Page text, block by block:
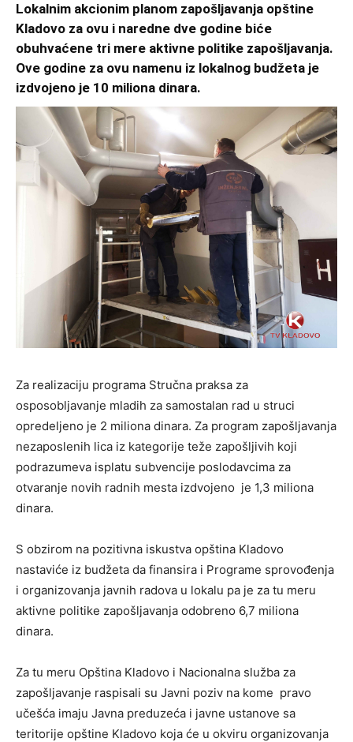
Lokalnim akcionim planom zapošljavanja opštine
Kladovo za ovu i naredne dve godine biće
obuhvaćene tri mere aktivne politike zapošljavanja.
Ove godine za ovu namenu iz lokalnog budžeta je
izdvojeno je 10 miliona dinara.
Za realizaciju programa Stručna praksa za
osposobljavanje mladih za samostalan rad u struci
opredeljeno je 2 miliona dinara. Za program zapošljavanja
nezaposlenih lica iz kategorije teže zapošljivih koji
podrazumeva isplatu subvencije poslodavcima za
otvaranje novih radnih mesta izdvojeno je 1,3 miliona
dinara.
S obzirom na pozitivna iskustva opština Kladovo
nastaviće iz budžeta da finansira i Programe sprovođenja
i organizovanja javnih radova u lokalu pa je za tu meru
aktivne politike zapošljavanja odobreno 6,7 miliona
dinara.
Za tu meru Opština Kladovo i Nacionalna služba za
zapošljavanje raspisali su Javni poziv na kome pravo
učešća imaju Javna preduzeća i javne ustanove sa
teritorije opštine Kladovo koja će u okviru organizovanja